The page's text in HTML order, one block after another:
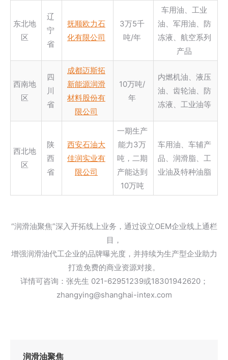
东北地
区
辽
宁
省
抚顺欧力石
化有限公司
3万5千
吨/年
车用油、工业
油、军用油、防
冻液、航空系列
产品
西南地
区
四
川
省
成都迈斯拓
新能源润滑
材料股份有
限公司
10万吨/
年
内燃机油、液压
油、齿轮油、防
冻液、工业油等
西北地
区
陕
西
省
西安石油大
佳润实业有
限公司
一期生产
能力3万
吨，二期
产能达到
10万吨
车用油、车辅产
品、润滑脂、工
业油及特种油脂
“润滑油聚焦”深入开拓线上业务，通过设立OEM企业线上通栏
目，
增强润滑油代工企业的品牌曝光度，并持续为生产型企业助力
打造免费的商业资源对接。
详情可咨询：张先生 021-62951239或18301942620；
zhangying@shanghai-intex.com
润滑油聚焦